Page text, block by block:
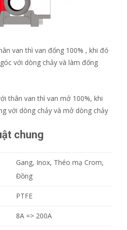
van thì van đống 100% , khi đó
với dòng chảy và làm đống
thân van thì van mở 100%, khi
với dòng chảy và mở dòng chảy
chung
Gang, Inox, Théo mạ Crom,
Đồng
PTFE
8A => 200A